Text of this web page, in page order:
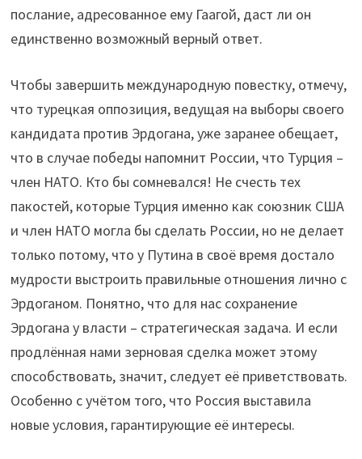
послание, адресованное ему Гаагой, даст ли он
единственно возможный верный ответ.
Чтобы завершить международную повестку, отмечу,
что турецкая оппозиция, ведущая на выборы своего
кандидата против Эрдогана, уже заранее обещает,
что в случае победы напомнит России, что Турция –
член НАТО. Кто бы сомневался! Не счесть тех
пакостей, которые Турция именно как союзник США
и член НАТО могла бы сделать России, но не делает
только потому, что у Путина в своё время достало
мудрости выстроить правильные отношения лично с
Эрдоганом. Понятно, что для нас сохранение
Эрдогана у власти – стратегическая задача. И если
продлённая нами зерновая сделка может этому
способствовать, значит, следует её приветствовать.
Особенно с учётом того, что Россия выставила
новые условия, гарантирующие её интересы.